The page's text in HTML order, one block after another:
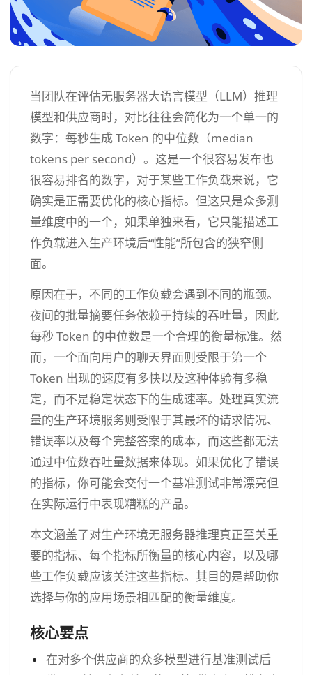
当团队在评估无服务器大语言模型（LLM）推理
模型和供应商时，对比往往会简化为一个单一的
数字：每秒生成 Token 的中位数（median
tokens per second）。这是一个很容易发布也
很容易排名的数字，对于某些工作负载来说，它
确实是正需要优化的核心指标。但这只是众多测
量维度中的一个，如果单独来看，它只能描述工
作负载进入生产环境后“性能”所包含的狭窄侧
面。
原因在于，不同的工作负载会遇到不同的瓶颈。
夜间的批量摘要任务依赖于持续的吞吐量，因此
每秒 Token 的中位数是一个合理的衡量标准。然
而，一个面向用户的聊天界面则受限于第一个
Token 出现的速度有多快以及这种体验有多稳
定，而不是稳定状态下的生成速率。处理真实流
量的生产环境服务则受限于其最坏的请求情况、
错误率以及每个完整答案的成本，而这些都无法
通过中位数吞吐量数据来体现。如果优化了错误
的指标，你可能会交付一个基准测试非常漂亮但
在实际运行中表现糟糕的产品。
本文涵盖了对生产环境无服务器推理真正至关重
要的指标、每个指标所衡量的核心内容，以及哪
些工作负载应该关注这些指标。其目的是帮助你
选择与你的应用场景相匹配的衡量维度。
核心要点
在对多个供应商的众多模型进行基准测试后